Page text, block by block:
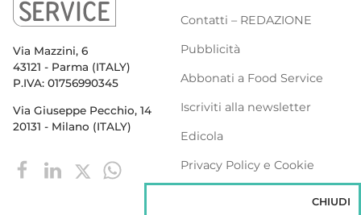
Via Mazzini, 6
43121 - Parma (ITALY)
P.IVA: 01756990345
Via Giuseppe Pecchio, 14
20131 - Milano (ITALY)
Contatti – REDAZIONE
Pubblicità
Abbonati a Food Service
Iscriviti alla newsletter
Edicola
Privacy Policy e Cookie
CHIUDI